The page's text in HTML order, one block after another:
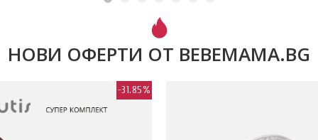
НОВИ ОФЕРТИ ОТ BEBEMAMA.BG
-31.85%